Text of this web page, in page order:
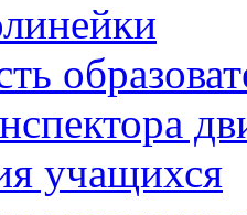
учащихся